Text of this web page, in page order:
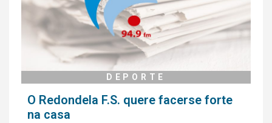
DEPORTE
O Redondela F.S. quere facerse forte
na casa